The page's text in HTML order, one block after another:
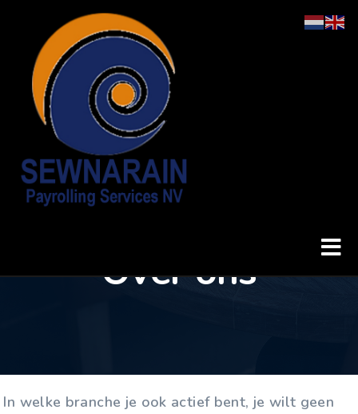
Over ons
In welke branche je ook actief bent, je wilt geen